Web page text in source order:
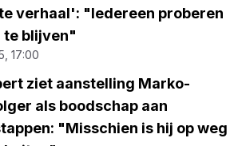
verhaal': "Iedereen proberen
te blijven"
17:00
ziet aanstelling Marko-
als boodschap aan
"Misschien is hij op weg